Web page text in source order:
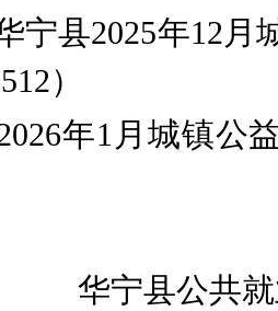
宁县2025年12月
12）
6年1 月城镇公
华宁县公共